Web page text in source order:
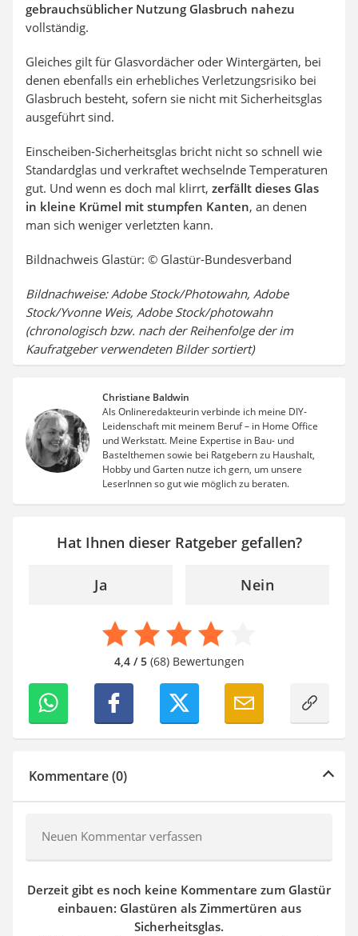
gebrauchsüblicher Nutzung Glasbruch nahezu
vollständig.
Gleiches gilt für Glasvordächer oder Wintergärten, bei
denen ebenfalls ein erhebliches Verletzungsrisiko bei
Glasbruch besteht, sofern sie nicht mit Sicherheitsglas
ausgeführt sind.
Einscheiben-Sicherheitsglas bricht nicht so schnell wie
Standardglas und verkraftet wechselnde Temperaturen
gut. Und wenn es doch mal klirrt, zerfällt dieses Glas
in kleine Krümel mit stumpfen Kanten, an denen
man sich weniger verletzten kann.
Bildnachweis Glastür: © Glastür-Bundesverband
Bildnachweise: Adobe Stock/Photowahn, Adobe
Stock/Yvonne Weis, Adobe Stock/photowahn
(chronologisch bzw. nach der Reihenfolge der im
Kaufratgeber verwendeten Bilder sortiert)
Christiane Baldwin
Als Onlineredakteurin verbinde ich meine DIY-
Leidenschaft mit meinem Beruf – in Home Office
und Werkstatt. Meine Expertise in Bau- und
Bastelthemen sowie bei Ratgebern zu Haushalt,
Hobby und Garten nutze ich gern, um unsere
LeserInnen so gut wie möglich zu beraten.
Hat Ihnen dieser Ratgeber gefallen?
Ja Nein
4,4 / 5(68) Bewertungen
Kommentare (0)
Neuen Kommentar verfassen
Derzeit gibt es noch keine Kommentare zum Glastür
einbauen: Glastüren als Zimmertüren aus
Sicherheitsglas.